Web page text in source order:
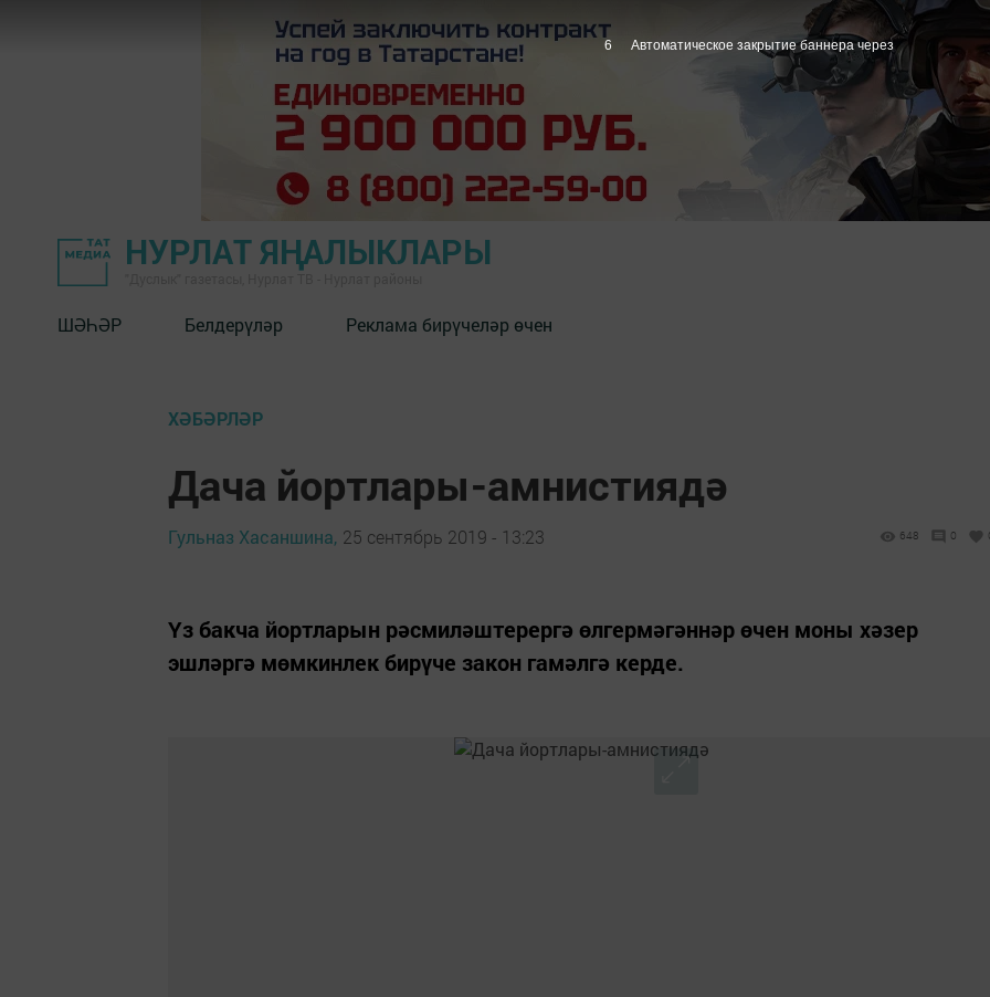
НУРЛАТ ЯҢАЛЫКЛАРЫ
ШӘҺӘР Белдерүләр Реклама бирүчеләр өчен
ХӘБӘРЛӘР
Дача йортлары-амнистиядә
Гульназ Хасаншина, 25 сентябрь 2019 - 13:23 648 0
Үз бакча йортларын рәсмиләштерергә өлгермәгәннәр өчен моны хәзер
эшләргә мөмкинлек бирүче закон гамәлгә керде.
5 Автоматическое закрытие баннера через